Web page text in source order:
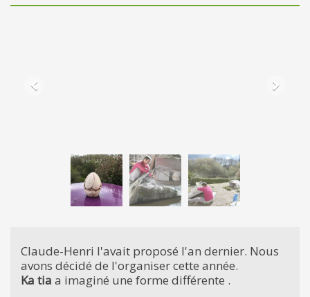
Claude-Henri l'avait proposé l'an dernier. Nous
avons décidé de l'organiser cette année.
Ka tia a imaginé une forme différente .